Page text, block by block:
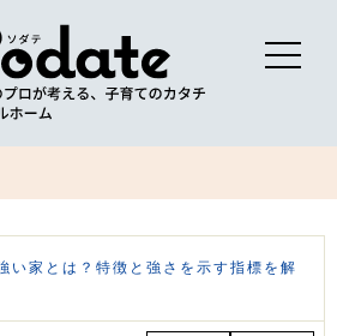
い家とは？特徴と強さを示す指標を解